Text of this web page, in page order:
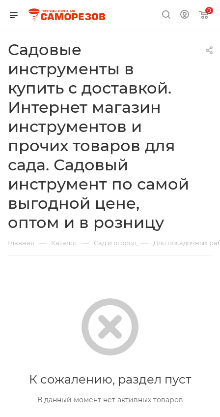
0
Садовые
инструменты в
купить с доставкой.
Интернет магазин
инструментов и
прочих товаров для
сада. Садовый
инструмент по самой
выгодной цене,
оптом и в розницу
Главная — Каталог — Сад и огород — Для посадочных
К сожалению, раздел пуст
В данный момент нет активных товаров